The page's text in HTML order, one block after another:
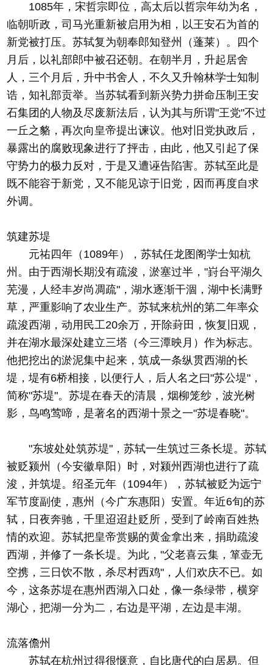
1085年，宋哲宗即位，高太后以哲宗年幼为名，
临朝听政，司马光重新被启用为相，以王安石为首的
新党被打压。苏轼复为朝奉郎知登州（蓬莱）。四个
月后，以礼部郎中被召还朝。在朝半月，升起居舍
人，三个月后，升中书舍人，不久又升翰林学士知制
诰，知礼部贡举。当苏轼看到新兴势力拼命压制王安
石集团的人物及尽废新法后，认为其与所谓"王党"不过
一丘之貉，再次向皇帝提出谏议。他对旧党执政后，
暴露出的腐败现象进行了抨击，由此，他又引起了保
守势力的极力反对，于是又遭诬告陷害。苏轼至此是
既不能容于新党，又不能见谅于旧党，因而再度自求
外调。
筑建苏堤
元祐四年（1089年），苏轼任龙图阁学士知杭
州。由于西湖长期没有疏浚，淤塞过半，"崶台平湖久
芜漫，人经丰岁尚凋疏"，湖水逐渐干涸，湖中长满野
草，严重影响了农业生产。苏轼来杭州的第二年率众
疏浚西湖，动用民工20余万，开除葑田，恢复旧观，
并在湖水最深处建立三塔（今三潭映月）作为标志。
他把挖出的淤泥集中起来，筑成一条纵贯西湖的长
堤，堤有6桥相接，以便行人，后人名之曰"苏公堤"，
简称"苏堤"。苏堤在春天的清晨，烟柳笼纱，波光树
影，鸟鸣莺啼，是著名的西湖十景之一"苏堤春晓"。
"东坡处处筑苏堤"，苏轼一生筑过三条长堤。苏轼
被贬颍州（今安徽阜阳）时，对颍州西湖也进行了疏
浚，并筑堤。绍圣元年（1094年），苏轼被贬为远宁
军节度副使，惠州（今广东惠阳）安置。年近6旬的苏
轼，日夜奔驰，千里迢迢赴贬所，受到了岭南百姓热
情的欢迎。苏轼把皇帝赏赐的黄金拿出来，捐助疏浚
西湖，并修了一条长堤。为此，"父老喜云集，箪壶无
空携，三日饮不散，杀尽村西鸡"，人们欢庆不已。如
今，这条苏堤在惠州西湖入口处，像一条绿带，横穿
湖心，把湖一分为二，右边是平湖，左边是丰湖。
流落儋州
苏轼在杭州过得很惬意，自比唐代的白居易。但